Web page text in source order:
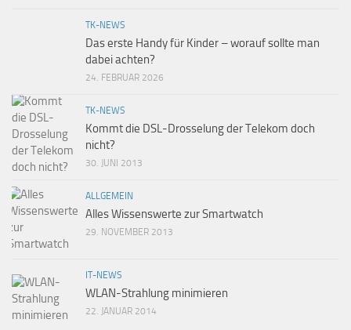
TK-NEWS
Das erste Handy für Kinder – worauf sollte man
dabei achten?
24. FEBRUAR 2026
TK-NEWS
Kommt die DSL-Drosselung der Telekom doch
nicht?
30. JUNI 2013
ALLGEMEIN
Alles Wissenswerte zur Smartwatch
29. NOVEMBER 2013
IT-NEWS
WLAN-Strahlung minimieren
22. JANUAR 2014